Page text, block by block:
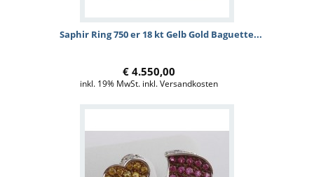
Saphir Ring 750 er 18 kt Gelb Gold Baguette...
€ 4.550,00
inkl. 19% MwSt. inkl. Versandkosten